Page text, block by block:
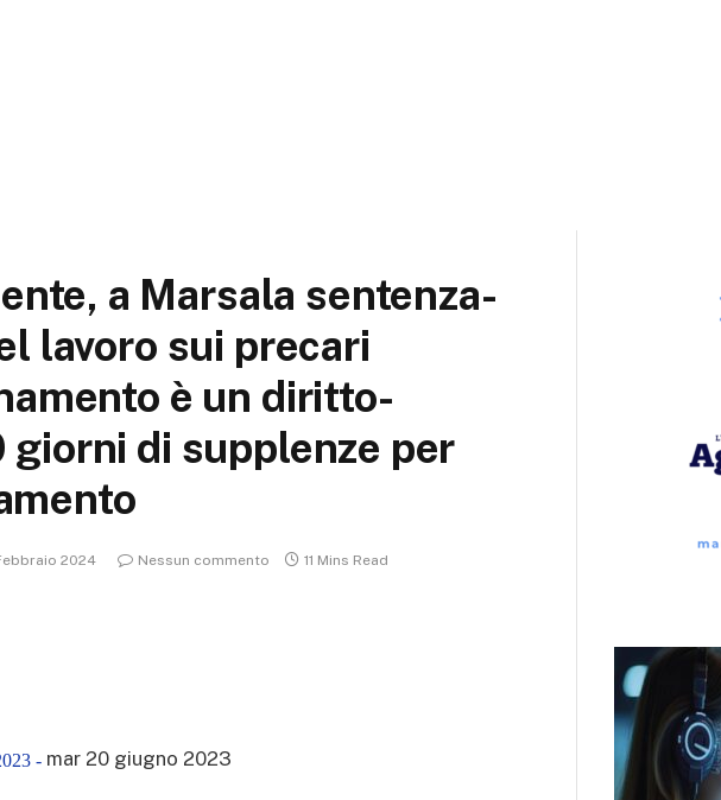
a Marsala sentenza-
lavoro sui precari
è un diritto-
di supplenze per
2024 Nessun commento 11 Mins Read
- mar 20 giugno 2023